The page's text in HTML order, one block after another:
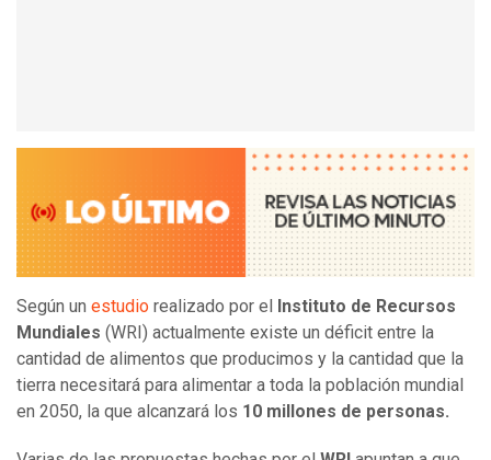
Según un estudio realizado por el
Instituto de Recursos
Mundiales (WRI) actualmente existe un déficit entre la
cantidad de alimentos que producimos y la cantidad que la
tierra necesitará para alimentar a toda la población mundial
en 2050, la que alcanzará los 10 millones de personas.